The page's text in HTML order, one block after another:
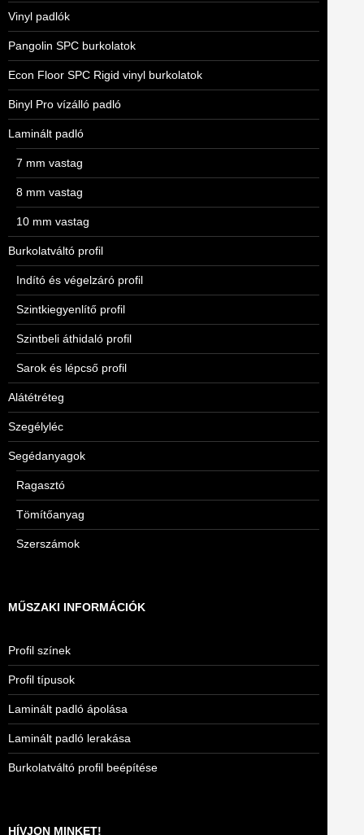
Vinyl padlók
Pangolin SPC burkolatok
Econ Floor SPC Rigid vinyl burkolatok
Binyl Pro vízálló padló
Laminált padló
7 mm vastag
8 mm vastag
10 mm vastag
Burkolatváltó profil
Indító és végelzáró profil
Szintkiegyenlítő profil
Szintbeli áthidaló profil
Sarok és lépcső profil
Alátétréteg
Szegélyléc
Segédanyagok
Ragasztó
Tömítőanyag
Szerszámok
MŰSZAKI INFORMÁCIÓK
Profil színek
Profil típusok
Laminált padló ápolása
Laminált padló lerakása
Burkolatváltó profil beépítése
HÍVJON MINKET!